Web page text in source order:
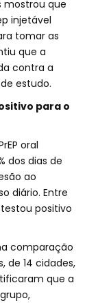
mostrou que
injetável
tomar as
que a
contra a
estudo.
para o
oral
dos dias de
ao
diário. Entre
positivo
comparação
de 14 cidades,
que a